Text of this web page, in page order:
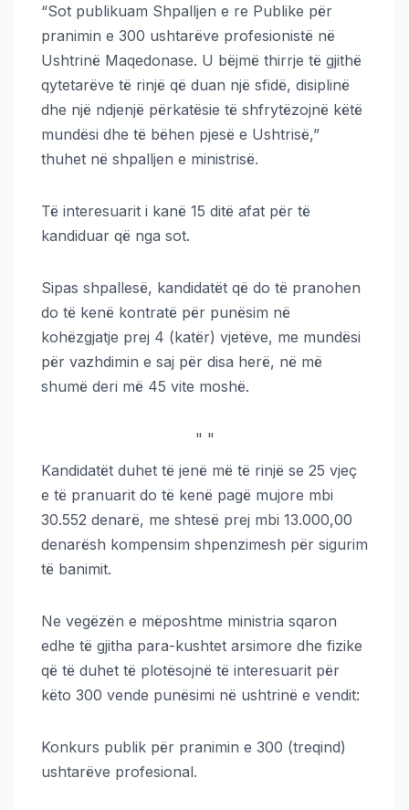
“Sot publikuam Shpalljen e re Publike për
pranimin e 300 ushtarëve profesionistë në
Ushtrinë Maqedonase. U bëjmë thirrje të gjithë
qytetarëve të rinjë që duan një sfidë, disiplinë
dhe një ndjenjë përkatësie të shfrytëzojnë këtë
mundësi dhe të bëhen pjesë e Ushtrisë,”
thuhet në shpalljen e ministrisë.
Të interesuarit i kanë 15 ditë afat për të
kandiduar që nga sot.
Sipas shpallesë, kandidatët që do të pranohen
do të kenë kontratë për punësim në
kohëzgjatje prej 4 (katër) vjetëve, me mundësi
për vazhdimin e saj për disa herë, në më
shumë deri më 45 vite moshë.
" "
Kandidatët duhet të jenë më të rinjë se 25 vjeç
e të pranuarit do të kenë pagë mujore mbi
30.552 denarë, me shtesë prej mbi 13.000,00
denarësh kompensim shpenzimesh për sigurim
të banimit.
Ne vegëzën e mëposhtme ministria sqaron
edhe të gjitha para-kushtet arsimore dhe fizike
që të duhet të plotësojnë të interesuarit për
këto 300 vende punësimi në ushtrinë e vendit:
Konkurs publik për pranimin e 300 (treqind)
ushtarëve profesional.